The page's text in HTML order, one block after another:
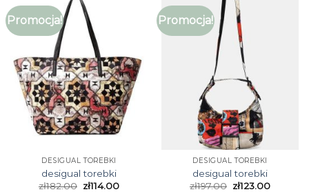
Promocja!
DESIGUAL TOREBKI
desigual torebki
zł182.00 zł114.00
Promocja!
DESIGUAL TOREBKI
desigual torebki
zł197.00 zł123.00